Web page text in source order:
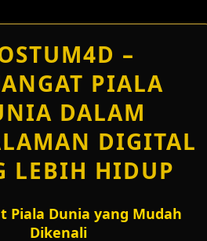
–
PIALA
DALAM
DIGITAL
LEBIH HIDUP
Piala Dunia yang Mudah
Dikenali